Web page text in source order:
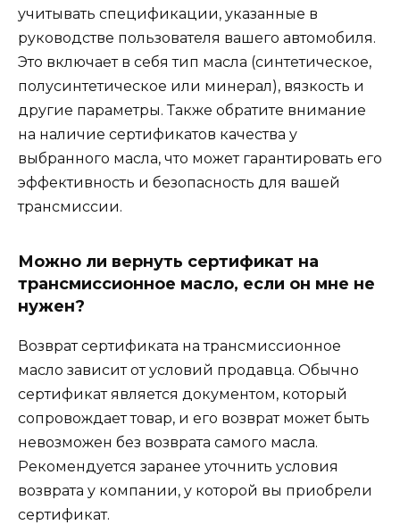
учитывать спецификации, указанные в
руководстве пользователя вашего автомобиля.
Это включает в себя тип масла (синтетическое,
полусинтетическое или минерал), вязкость и
другие параметры. Также обратите внимание
на наличие сертификатов качества у
выбранного масла, что может гарантировать его
эффективность и безопасность для вашей
трансмиссии.
Можно ли вернуть сертификат на
трансмиссионное масло, если он мне не
нужен?
Возврат сертификата на трансмиссионное
масло зависит от условий продавца. Обычно
сертификат является документом, который
сопровождает товар, и его возврат может быть
невозможен без возврата самого масла.
Рекомендуется заранее уточнить условия
возврата у компании, у которой вы приобрели
сертификат.